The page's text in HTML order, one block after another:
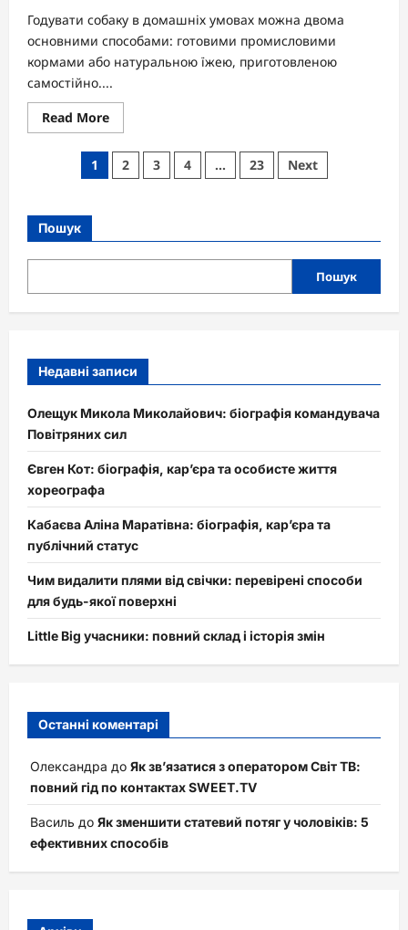
Годувати собаку в домашніх умовах можна двома
основними способами: готовими промисловими
кормами або натуральною їжею, приготовленою
самостійно....
Read MoreRead
more
Чим
годувати
собаку
Пагінація
1 2 3 4 … 23 Next
Пошук
Пошук
Недавні записи
Олещук Микола Миколайович: біографія командувача
Повітряних сил
Євген Кот: біографія, кар’єра та особисте життя
хореографа
Кабаєва Аліна Маратівна: біографія, кар’єра та
публічний статус
Чим видалити плями від свічки: перевірені способи
для будь-якої поверхні
Little Big учасники: повний склад і історія змін
Останні коментарі
Олександра до Як зв’язатися з оператором Світ ТВ:
повний гід по контактах SWEET.TV
Василь до Як зменшити статевий потяг у чоловіків: 5
ефективних способів